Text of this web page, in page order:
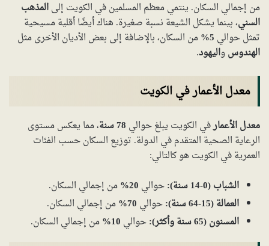
من إجمالي السكان. ينتمي معظم المسلمين في الكويت إلىالمذهب
السني، بينما يشكل الشيعة نسبة صغيرة. هناك أيضًا أقلية مسيحية
تمثل حوالي 5%
من السكان، بالإضافة إلى بعض الأديان الأخرى مثل
الهندوسواليهود.
معدل الأعمار في الكويت
معدل الأعمارفي الكويت يبلغ حوالي 78 سنة
، مما يعكس مستوى
الرعاية الصحية المتقدم في الدولة. توزيع السكان حسب الفئات
العمرية في الكويت هو كالتالي:
الشباب (0-14 سنة):
حوالي 20%
من إجمالي السكان.
العمالة (15-64 سنة):
حوالي 70%
من إجمالي السكان.
المسنون (65 سنة وأكثر):
حوالي 10% من إجمالي السكان.